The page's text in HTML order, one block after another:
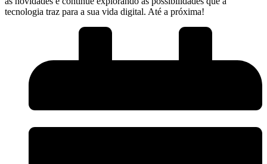
tecnologia traz⁤ para a sua vida digital. Até‌ a próxima!